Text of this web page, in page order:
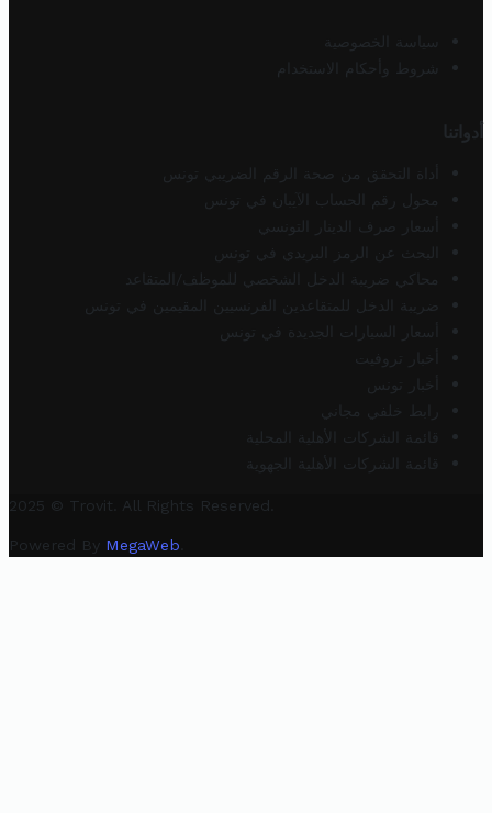
سياسة الخصوصية
شروط وأحكام الاستخدام
أدواتنا
أداة التحقق من صحة الرقم الضريبي تونس
محول رقم الحساب الآيبان في تونس
أسعار صرف الدينار التونسي
البحث عن الرمز البريدي في تونس
محاكي ضريبة الدخل الشخصي للموظف/المتقاعد
ضريبة الدخل للمتقاعدين الفرنسيين المقيمين في تونس
أسعار السيارات الجديدة في تونس
أخبار تروفيت
أخبار تونس
رابط خلفي مجاني
قائمة الشركات الأهلية المحلية
قائمة الشركات الأهلية الجهوية
2025 © Trovit. All Rights Reserved.
Powered By MegaWeb